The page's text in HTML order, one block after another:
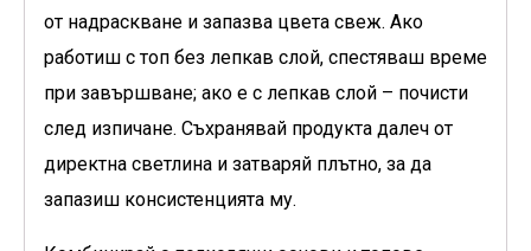
от надраскване и запазва цвета свеж. Ако
работиш с топ без лепкав слой, спестяваш време
при завършване; ако е с лепкав слой – почисти
след изпичане. Съхранявай продукта далеч от
директна светлина и затваряй плътно, за да
запазиш консистенцията му.